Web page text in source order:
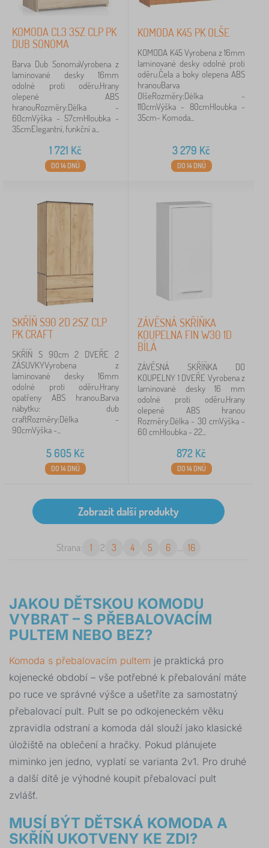
KOMODA CL3 3SZ CLP PK
DUB SONOMA
Barva Dub SonomaVyrobena z
laminované desky 16mm
odolné proti oděru.Hrany
olepené ABS
hranouRozměry:Délka -
60cmVýška - 57cmHloubka -
35cmElegantní, funkční a...
1 721 Kč
DO 14 DNŮ
KOMODA K45 PK OLŠE
KOMODA K45 Vyrobena z 16mm
laminované desky odolné proti
oděru.Čela a boky olepena ABS
hranouBarva
OlšeRozměry:Délka -
110cmVýška - 80cmHloubka -
35cm- Komoda...
3 279 Kč
DO 14 DNŮ
SKŘÍŇ S90 2D 2SZ CLP
PK CRAFT
SKŘÍŇ S 90cm 2 DVEŘE 2
ZÁSUVKYVyrobena z
laminované desky 16mm
odolné proti oděru.Hrany
opatřeny ABS hranou.Barva
nábytku: dub
craftRozměry:Délka -
90cmVýška -...
5 605 Kč
DO 14 DNŮ
ZÁVĚSNÁ SKŘÍŇKA
KOUPELNA FIN W30 1D
BÍLÁ
ZÁVĚSNÁ SKŘÍŇKA DO
KOUPELNY 1 DVEŘE Vyrobena z
laminované desky 16 mm
odolné proti oděru.Hrany
olepené ABS hranou
Rozměry:Délka - 30 cmVýška -
60 cmHloubka - 22...
872 Kč
DO 14 DNŮ
Strana: 1 2 3 4 5 6 ... 16
JAKOU DĚTSKOU KOMODU
VYBRAT – S PŘEBALOVACÍM
PULTEM NEBO BEZ?
Komoda s přebalovacím pultem je praktická pro
kojenecké období – vše potřebné k přebalování máte
po ruce ve správné výšce a ušetříte za samostatný
přebalovací pult. Pult se po odkojeneckém věku
zpravidla odstraní a komoda dál slouží jako klasické
úložiště na oblečení a hračky. Pokud plánujete
miminko jen jedno, vyplatí se varianta 2v1. Pro druhé
a další dítě je výhodné koupit přebalovací pult
zvlášť.
MUSÍ BÝT DĚTSKÁ KOMODA A
SKŘÍŇ UKOTVENY KE ZDI?